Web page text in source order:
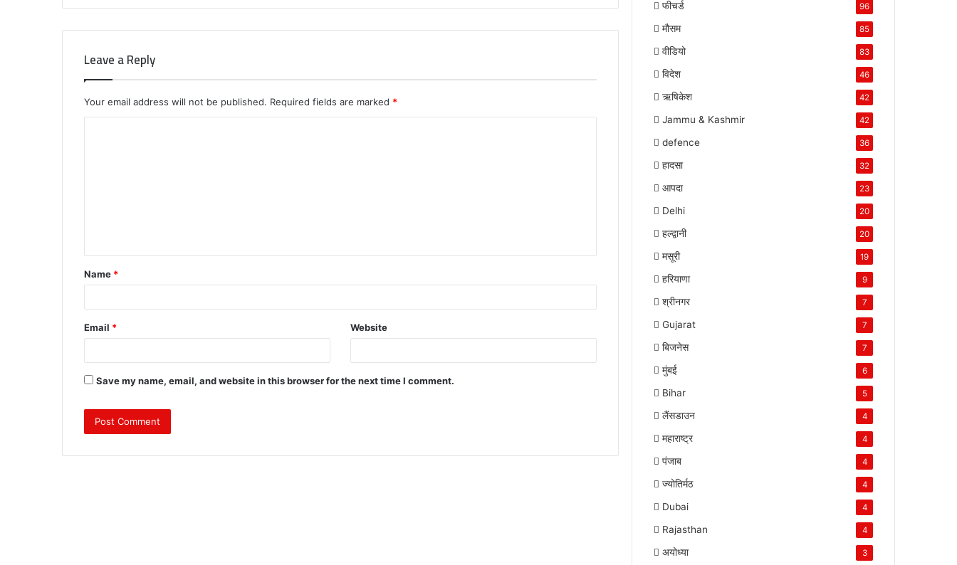
Leave a Reply
Your email address will not be published. Required fields are marked *
t
*
Name *
Email * Website
Save my name, email, and website in this browser for the next time I comment.
फीचर्ड 96
मौसम 85
वीडियो 83
विदेश 46
ऋषिकेश 42
Jammu & Kashmir 42
defence 36
हादसा 32
आपदा 23
Delhi 20
हल्द्वानी 20
मसूरी 19
हरियाणा 9
श्रीनगर 7
Gujarat 7
बिजनेस 7
मुंबई 6
Bihar 5
लैंसडाउन 4
महाराष्ट्र 4
पंजाब 4
ज्योतिर्मठ 4
Dubai 4
Rajasthan 4
अयोध्या 3